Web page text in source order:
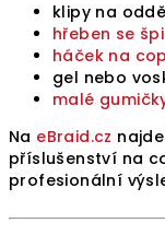
klipy na
hřeben se
háček na
gel nebo
malé
Na eBraid.cz
příslušenství na
profesionální